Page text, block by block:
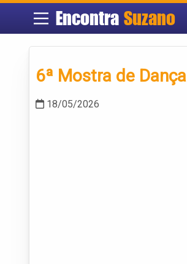
Encontra Suzano
6ª Mostra de
18/05/2026